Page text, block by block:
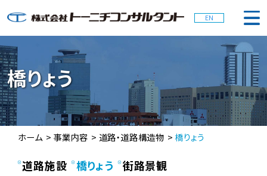
EN
会社概要
事業内容
お知らせ
橋りょう
ホーム 事業内容 道路・道路構造物 橋りょう
道路施設 橋りょう 街路景観